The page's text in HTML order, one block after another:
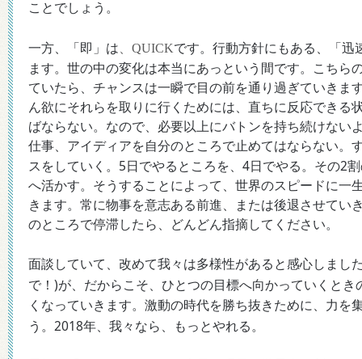
ことでしょう。
一方、「即」は 、QUICKです。行動方針にもある、「迅
ます。世の中の変化は本当にあっという間です。こちら
ていたら、チャンスは一瞬で目の前を通り過ぎていきま
ん欲にそれらを取りに行くためには、直ちに反応できる
ばならない。なので、必要以上にバトンを持ち続けない
仕事、アイディアを自分のところで止めてはならない。
スをしていく。 5 日でやるところを、 4日でやる。その2
へ活かす。そうすることによって、世界のスピードに一
きます。常に物事を意志ある前進、または後退させてい
のところで停滞したら、どんどん指摘してください。
面談していて、改めて我々は多様性があると感心しまし
で！ )が、だからこそ、ひとつの目標へ向かっていくとき
くなっていきます。激動の時代を勝ち抜きために、力を
う。 2018年、我々なら、もっとやれる。